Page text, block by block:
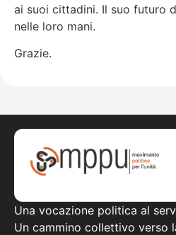
ai suoi cittadini. Il suo futuro
nelle loro mani.
Grazie.
Una vocazione politica al
Un cammino collettivo verso